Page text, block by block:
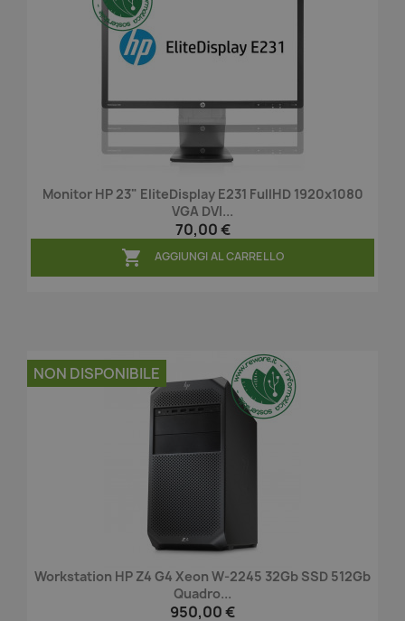
Monitor HP 23" EliteDisplay E231 FullHD 1920x1080
VGA DVI...
70,00 €
 AGGIUNGI AL CARRELLO
Workstation HP Z4 G4 Xeon W-2245 32Gb SSD 512Gb
Quadro...
950,00 €
NON DISPONIBILE